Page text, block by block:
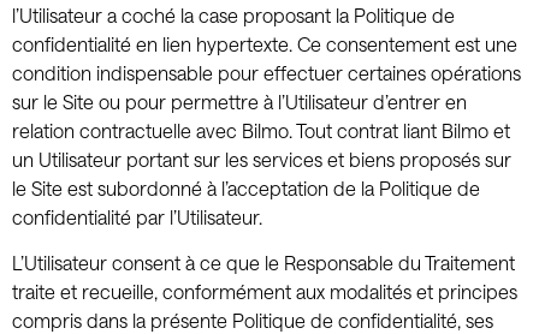
l’Utilisateur a coché la case proposant la Politique de
confidentialité en lien hypertexte. Ce consentement est une
condition indispensable pour effectuer certaines opérations
sur le Site ou pour permettre à l’Utilisateur d’entrer en
relation contractuelle avec Bilmo. Tout contrat liant Bilmo et
un Utilisateur portant sur les services et biens proposés sur
le Site est subordonné à l’acceptation de la Politique de
confidentialité par l’Utilisateur.
L’Utilisateur consent à ce que le Responsable du Traitement
traite et recueille, conformément aux modalités et principes
compris dans la présente Politique de confidentialité, ses